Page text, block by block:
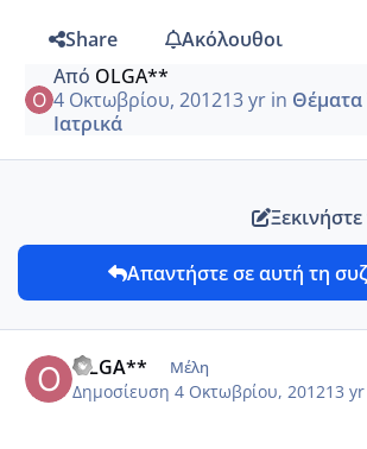
Share
Ακόλουθοι
Από OLGA**
4 Οκτωβρίου, 201213 yrin Θέματα
Ιατρικά
Απαντήστε σε αυτή τη
OLGA** Μέλη
Δημοσίευση 4 Οκτωβρίου, 201213 yr